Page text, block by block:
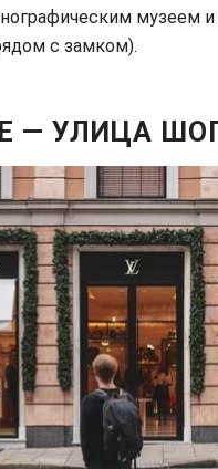
музеем
с замком).
— УЛИЦА